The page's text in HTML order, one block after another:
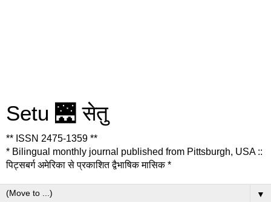
Setu 🌉 सेतु
** ISSN 2475-1359 **
* Bilingual monthly journal published from Pittsburgh, USA ::
पिट्सबर्ग अमेरिका से प्रकाशित द्वैभाषिक मासिक *
▼